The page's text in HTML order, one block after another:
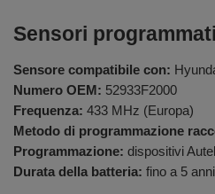
Sensori
Sensore compatibile con:
Numero OEM: 52933F2000
Frequenza: 433 MHz (Europa)
Metodo di programmazione
Programmazione: dispositivi Autel
Durata della batteria: fino a 5 anni